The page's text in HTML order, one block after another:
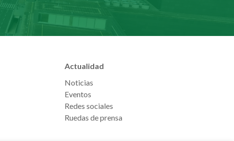
Actualidad
Noticias
Eventos
Redes sociales
Ruedas de prensa